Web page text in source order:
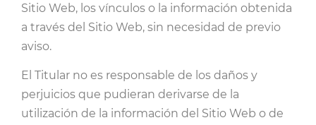
Sitio Web, los vínculos o la información obtenida
a través del Sitio Web, sin necesidad de previo
aviso.
El Titular no es responsable de los daños y
perjuicios que pudieran derivarse de la
utilización de la información del Sitio Web o de